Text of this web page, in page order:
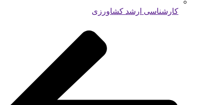
کارشناسی ارشد کشاورزی